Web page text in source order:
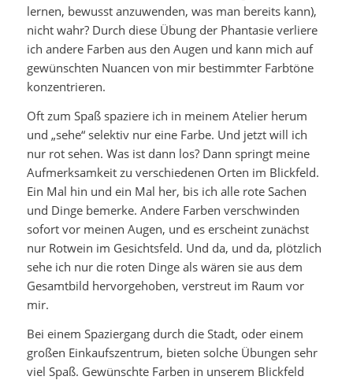
lernen, bewusst anzuwenden, was man bereits kann),
nicht wahr? Durch diese Übung der Phantasie verliere
ich andere Farben aus den Augen und kann mich auf
gewünschten Nuancen von mir bestimmter Farbtöne
konzentrieren.
Oft zum Spaß spaziere ich in meinem Atelier herum
und „sehe“ selektiv nur eine Farbe. Und jetzt will ich
nur rot sehen. Was ist dann los? Dann springt meine
Aufmerksamkeit zu verschiedenen Orten im Blickfeld.
Ein Mal hin und ein Mal her, bis ich alle rote Sachen
und Dinge bemerke. Andere Farben verschwinden
sofort vor meinen Augen, und es erscheint zunächst
nur Rotwein im Gesichtsfeld. Und da, und da, plötzlich
sehe ich nur die roten Dinge als wären sie aus dem
Gesamtbild hervorgehoben, verstreut im Raum vor
mir.
Bei einem Spaziergang durch die Stadt, oder einem
großen Einkaufszentrum, bieten solche Übungen sehr
viel Spaß. Gewünschte Farben in unserem Blickfeld